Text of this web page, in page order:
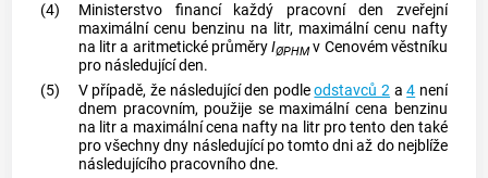
(4)
Ministerstvo financí každý pracovní den zveřejní
maximální cenu benzinu na litr, maximální cenu nafty
na litr a aritmetické průměryIØPHMv Cenovém věstníku
pro následující den.
(5)
V případě, že následující den podleodstavců 2 a4 není
dnem pracovním, použije se maximální cena benzinu
na litr a maximální cena nafty na litr pro tento den také
pro všechny dny následující po tomto dni až do nejblíže
následujícího pracovního dne.